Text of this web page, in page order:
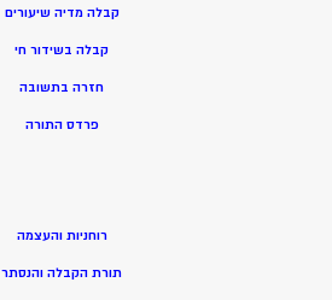
קבלה מדיה שיעורים
קבלה בשידור חי
חזרה בתשובה
פרדס התורה
רוחניות והעצמה
תורת הקבלה והנסתר